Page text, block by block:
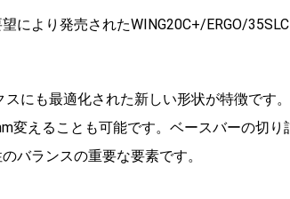
望により発売されたWING20C+/ERGO/35SLC
スにも最適化された新しい形状が特徴です。
変えることも可能です。 ベースバーの切り
バランスの重要な要素です。